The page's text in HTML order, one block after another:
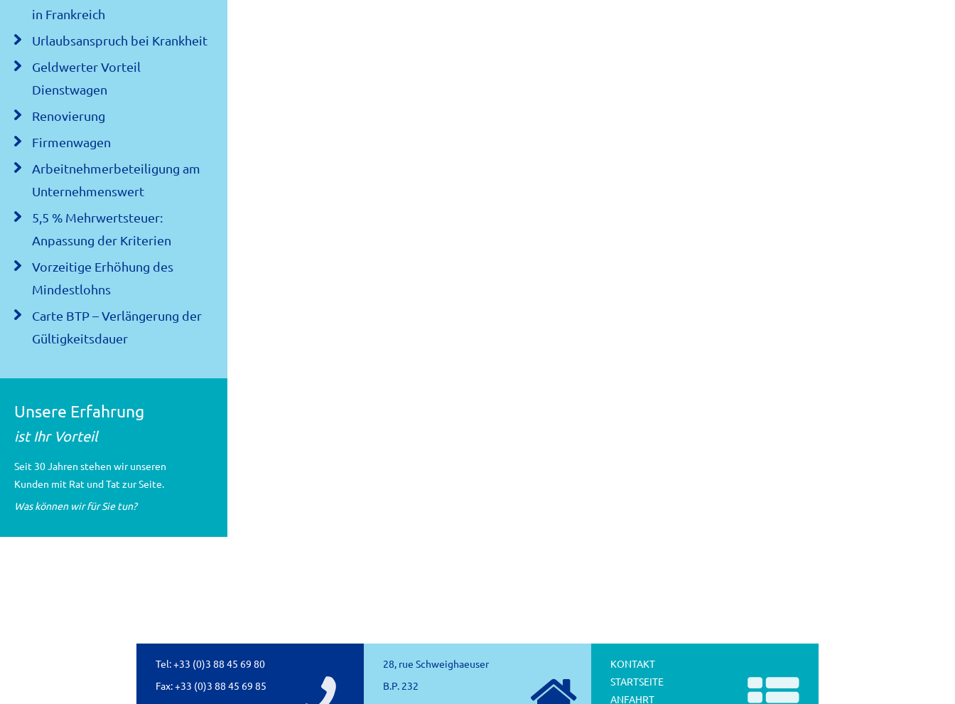
in Frankreich
Urlaubsanspruch bei Krankheit
Geldwerter Vorteil
Dienstwagen
Renovierung
Firmenwagen
Arbeitnehmerbeteiligung am
Unternehmenswert
5,5 % Mehrwertsteuer:
Anpassung der Kriterien
Vorzeitige Erhöhung des
Mindestlohns
Carte BTP – Verlängerung der
Gültigkeitsdauer
Unsere Erfahrung
ist Ihr Vorteil
Seit 30 Jahren stehen wir unseren
Kunden mit Rat und Tat zur Seite.
Was können wir für Sie tun?
Tel:+33 (0)3 88 45 69 80
Fax: +33 (0)3 88 45 69 85
28, rue Schweighaeuser
B.P. 232
KONTAKT
STARTSEITE
ANFAHRT